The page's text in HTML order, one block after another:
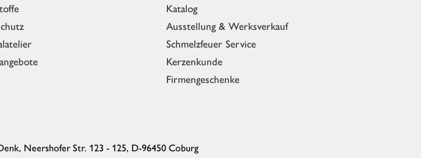
Katalog
Ausstellung & Werksverkauf
Schmelzfeuer Service
Kerzenkunde
Firmengeschenke
Neershofer Str. 123 - 125, D-96450 Coburg